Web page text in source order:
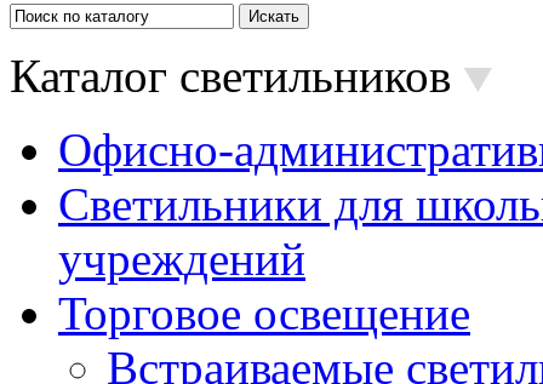
Каталог светильников
Офисно-
Светильники для
учреждений
Торговое освещение
Встраиваемые